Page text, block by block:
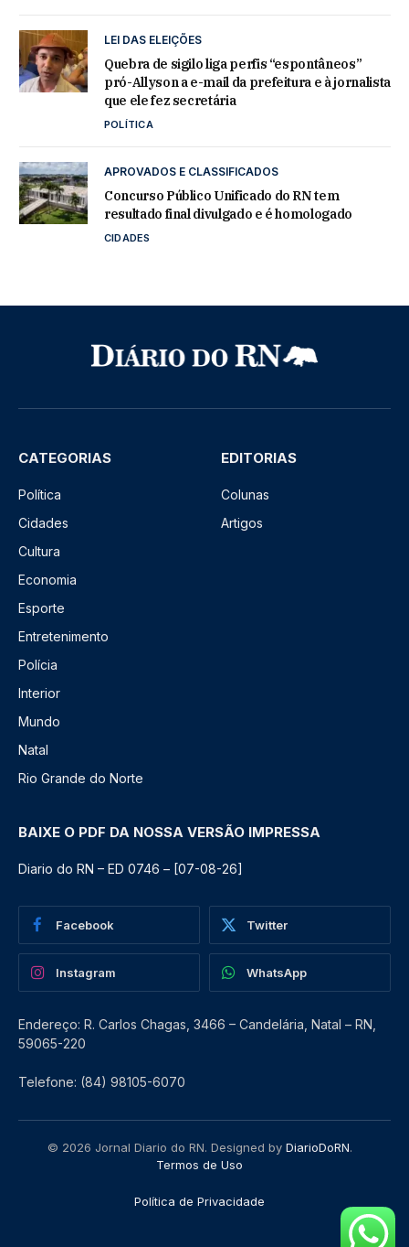
LEI DAS ELEIÇÕES
Quebra de sigilo liga perfis “espontâneos”
pró-Allyson a e-mail da prefeitura e à jornalista
que ele fez secretária
POLÍTICA
APROVADOS E CLASSIFICADOS
Concurso Público Unificado do RN tem
resultado final divulgado e é homologado
CIDADES
CATEGORIAS
Política
Cidades
Cultura
Economia
Esporte
Entretenimento
Polícia
Interior
Mundo
Natal
Rio Grande do Norte
EDITORIAS
Colunas
Artigos
BAIXE O PDF DA NOSSA VERSÃO IMPRESSA
Diario do RN – ED 0746 – [07-08-26]
Facebook Twitter
Instagram WhatsApp
Endereço: R. Carlos Chagas, 3466 – Candelária, Natal – RN,
59065-220
Telefone: (84) 98105-6070
© 2026 Jornal Diario do RN. Designed by DiarioDoRN.
Termos de Uso
Política de Privacidade